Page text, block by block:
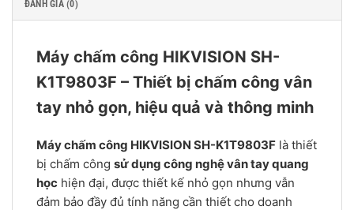
ĐÁNH GIÁ (0)
Máy chấm công HIKVISION SH-
K1T9803F – Thiết bị chấm công vân
tay nhỏ gọn, hiệu quả và thông minh
Máy chấm công HIKVISION SH-K1T9803F là thiết
bị chấm công sử dụng công nghệ vân tay quang
học hiện đại, được thiết kế nhỏ gọn nhưng vẫn
đảm bảo đầy đủ tính năng cần thiết cho doanh